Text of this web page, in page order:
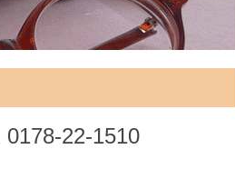
0178-22-1510